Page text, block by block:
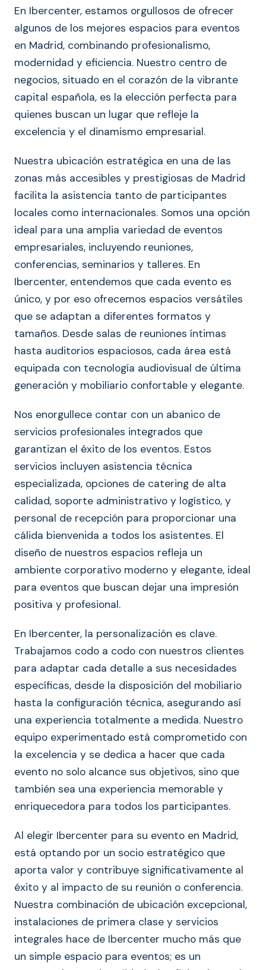
En Ibercenter, estamos orgullosos de ofrecer
algunos de los mejores espacios para eventos
en Madrid, combinando profesionalismo,
modernidad y eficiencia. Nuestro centro de
negocios, situado en el corazón de la vibrante
capital española, es la elección perfecta para
quienes buscan un lugar que refleje la
excelencia y el dinamismo empresarial.
Nuestra ubicación estratégica en una de las
zonas más accesibles y prestigiosas de Madrid
facilita la asistencia tanto de participantes
locales como internacionales. Somos una opción
ideal para una amplia variedad de eventos
empresariales, incluyendo reuniones,
conferencias, seminarios y talleres. En
Ibercenter, entendemos que cada evento es
único, y por eso ofrecemos espacios versátiles
que se adaptan a diferentes formatos y
tamaños. Desde salas de reuniones íntimas
hasta auditorios espaciosos, cada área está
equipada con tecnología audiovisual de última
generación y mobiliario confortable y elegante.
Nos enorgullece contar con un abanico de
servicios profesionales integrados que
garantizan el éxito de los eventos. Estos
servicios incluyen asistencia técnica
especializada, opciones de catering de alta
calidad, soporte administrativo y logístico, y
personal de recepción para proporcionar una
cálida bienvenida a todos los asistentes. El
diseño de nuestros espacios refleja un
ambiente corporativo moderno y elegante, ideal
para eventos que buscan dejar una impresión
positiva y profesional.
En Ibercenter, la personalización es clave.
Trabajamos codo a codo con nuestros clientes
para adaptar cada detalle a sus necesidades
específicas, desde la disposición del mobiliario
hasta la configuración técnica, asegurando así
una experiencia totalmente a medida. Nuestro
equipo experimentado está comprometido con
la excelencia y se dedica a hacer que cada
evento no solo alcance sus objetivos, sino que
también sea una experiencia memorable y
enriquecedora para todos los participantes.
Al elegir Ibercenter para su evento en Madrid,
está optando por un socio estratégico que
aporta valor y contribuye significativamente al
éxito y al impacto de su reunión o conferencia.
Nuestra combinación de ubicación excepcional,
instalaciones de primera clase y servicios
integrales hace de Ibercenter mucho más que
un simple espacio para eventos; es un